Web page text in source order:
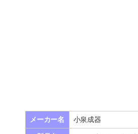
メーカー名 小泉成器